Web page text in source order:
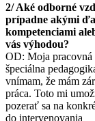
2/ Aké odborné
prípadne akými
kompetenciami
vás výhodou?
OD: Moja pracovná
špeciálna
vnímam, že mám
práca. Toto mi
pozerať sa na
do intervenovania